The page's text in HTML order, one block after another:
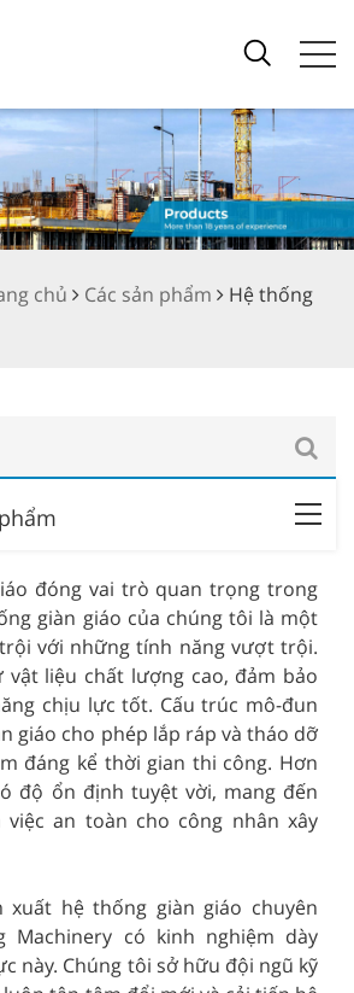
chủ Các sản phẩm
Hệ thống
đóng vai trò quan trọng trong
giàn giáo của chúng tôi là một
với những tính năng vượt trội.
liệu chất lượng cao, đảm bảo
chịu lực tốt. Cấu trúc mô-đun
giáo cho phép lắp ráp và tháo dỡ
đáng kể thời gian thi công. Hơn
độ ổn định tuyệt vời, mang đến
an toàn cho công nhân xây
xuất hệ thống giàn giáo chuyên
Machinery có kinh nghiệm dày
này. Chúng tôi sở hữu đội ngũ kỹ